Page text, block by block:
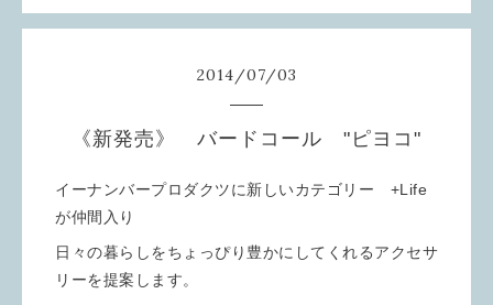
2014/07/03
《新発売》 バードコール "ピヨコ"
イーナンバープロダクツに新しいカテゴリー +Life
が仲間入り
日々の暮らしをちょっぴり豊かにしてくれるアクセサ
リーを提案します。